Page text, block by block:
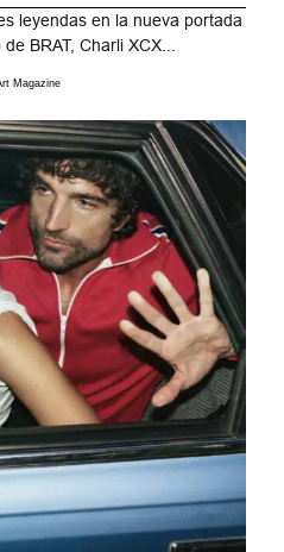
leyendas en la nueva portada
BRAT, Charli XCX...
Magazine